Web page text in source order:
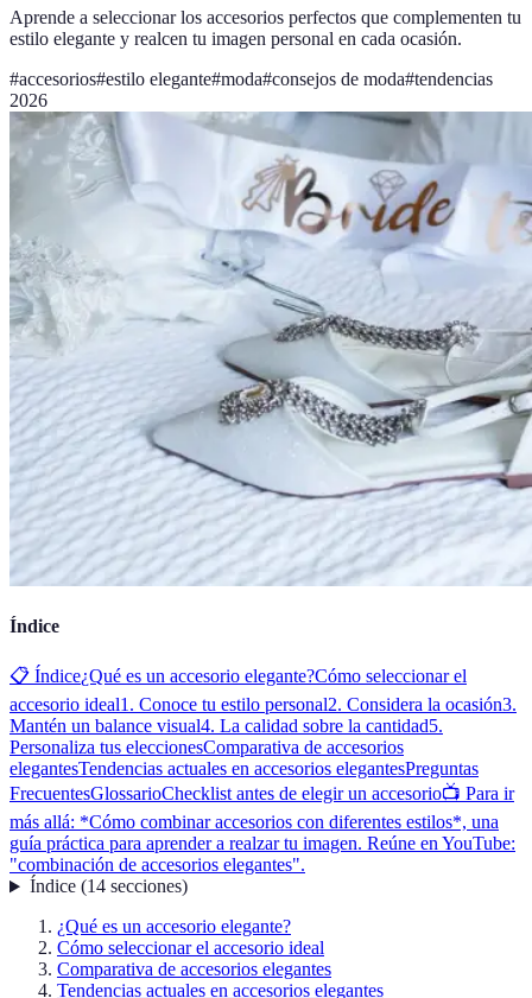
Aprende a seleccionar los accesorios perfectos que complementen tu
estilo elegante y realcen tu imagen personal en cada ocasión.
#accesorios#estilo elegante#moda#consejos de moda#tendencias
2026
Índice
📋 Índice¿Qué es un accesorio elegante?Cómo seleccionar el
accesorio ideal1. Conoce tu estilo personal2. Considera la ocasión3.
Mantén un balance visual4. La calidad sobre la cantidad5.
Personaliza tus eleccionesComparativa de accesorios
elegantesTendencias actuales en accesorios elegantesPreguntas
FrecuentesGlossarioChecklist antes de elegir un accesorio📺 Para ir
más allá: *Cómo combinar accesorios con diferentes estilos*, una
guía práctica para aprender a realzar tu imagen. Reúne en YouTube:
"combinación de accesorios elegantes".
Índice(14 secciones)
¿Qué es un accesorio elegante?
Cómo seleccionar el accesorio ideal
Comparativa de accesorios elegantes
Tendencias actuales en accesorios elegantes